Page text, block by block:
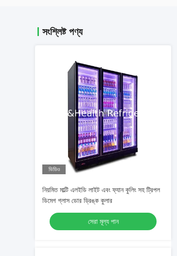
সংশ্লিষ্ট পণ্য
ভিডিও
নিয়মিত মাল্টি এলইডি লাইট এবং ফ্যান কুলিং সহ ট্রিপল
ডিমেগ গ্লাস ডোর ড্রিঙ্ক কুলার
সেরা মূল্য পান